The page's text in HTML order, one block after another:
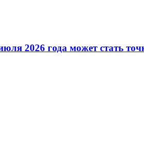
2026 года может стать